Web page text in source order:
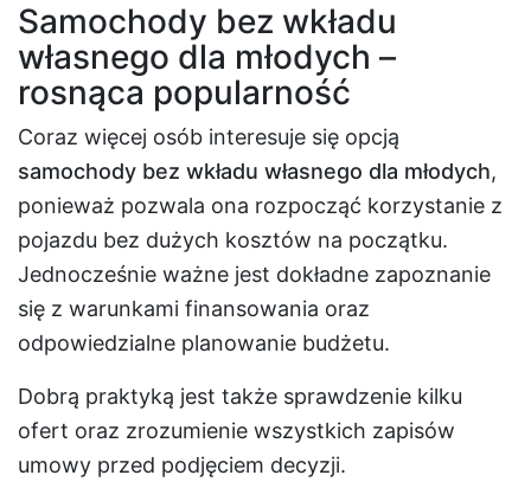
Samochody bez wkładu
własnego dla młodych –
rosnąca popularność
Coraz więcej osób interesuje się opcją
samochody bez wkładu własnego dla młodych,
ponieważ pozwala ona rozpocząć korzystanie z
pojazdu bez dużych kosztów na początku.
Jednocześnie ważne jest dokładne zapoznanie
się z warunkami finansowania oraz
odpowiedzialne planowanie budżetu.
Dobrą praktyką jest także sprawdzenie kilku
ofert oraz zrozumienie wszystkich zapisów
umowy przed podjęciem decyzji.